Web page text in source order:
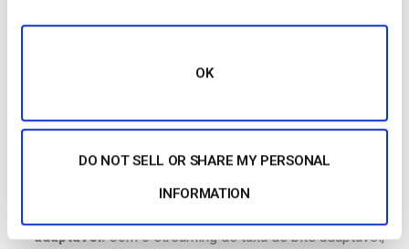
OK
DO NOT SELL OR SHARE MY PERSONAL
INFORMATION
VOD.
Uma rede de distribuição de conteúdos
qualidade. Comvárias CDNsinstaladas, se uma rede de
distribuição de conteúdos for abaixo, outra tomará o seu
adaptável:Com o streaming de taxa de bits adaptável,